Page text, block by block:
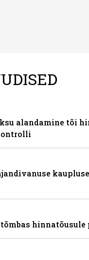
alandamine tõi